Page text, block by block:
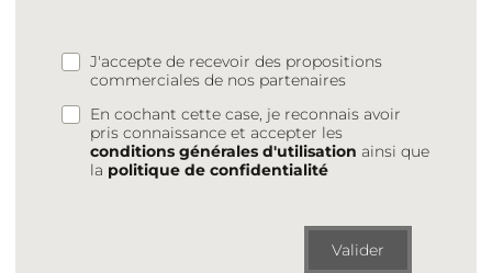
J'accepte de recevoir des propositions
commerciales de nos partenaires
En cochant cette case, je reconnais avoir
pris connaissance et accepter les
conditions générales d'utilisation ainsi que
la politique de confidentialité
Valider